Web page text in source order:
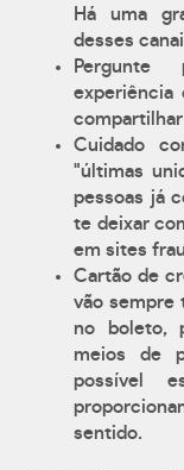
Há uma
desses
Pergunte
experiência
Cuidado
"últimas
pessoas já
te deixar
em sites
Cartão de
vão sempre
no boleto,
meios de
possível
sentido.